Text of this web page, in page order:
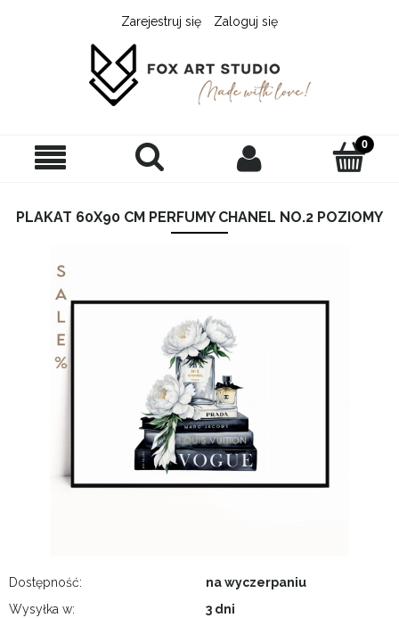
Zarejestruj się Zaloguj się
PLAKAT 60X90 CM PERFUMY CHANEL NO.2 POZIOMY
Dostępność:
na wyczerpaniu
Wysyłka w:
3 dni